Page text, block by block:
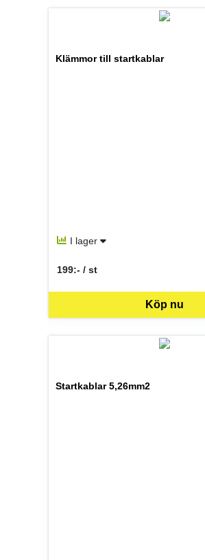
Klämmor till startkablar
I lager
Köp nu
199:- / st
SEK per ST
Startkablar 5,26mm2